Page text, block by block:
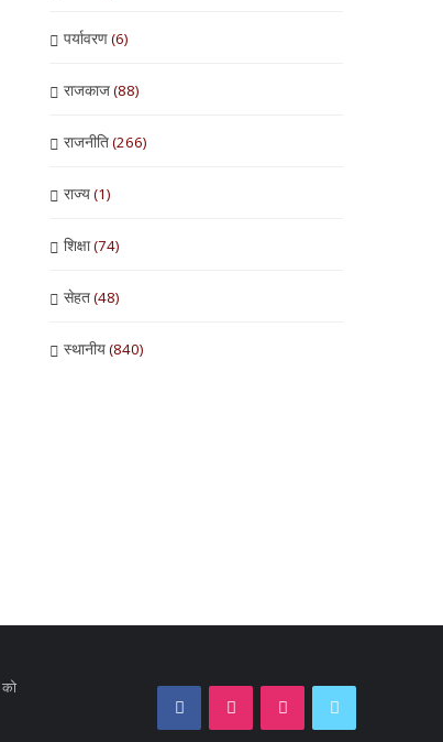
पर्यावरण(6)
राजकाज(88)
राजनीति(266)
राज्य(1)
शिक्षा(74)
सेहत(48)
स्थानीय(840)